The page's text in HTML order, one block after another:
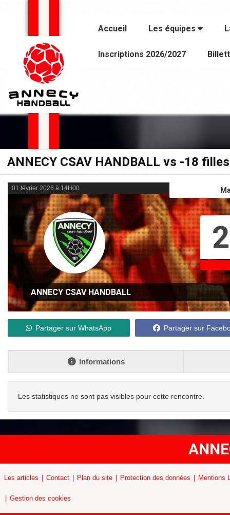
Accueil Les équipes
Inscriptions 2026/2027
ANNECY CSAV HANDBALL vs -18 filles
01 février 2026 à 14H00
ANNECY CSAV HANDBALL
Partager sur WhatsApp Partager sur
Informations
Les statistiques ne sont pas visibles pour cette rencontre.
Les articles Contact Plan du site Protection des données Mentions
Gestion des cookies